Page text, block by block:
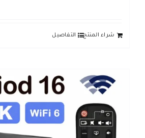
شراء المنتج التفاصيل